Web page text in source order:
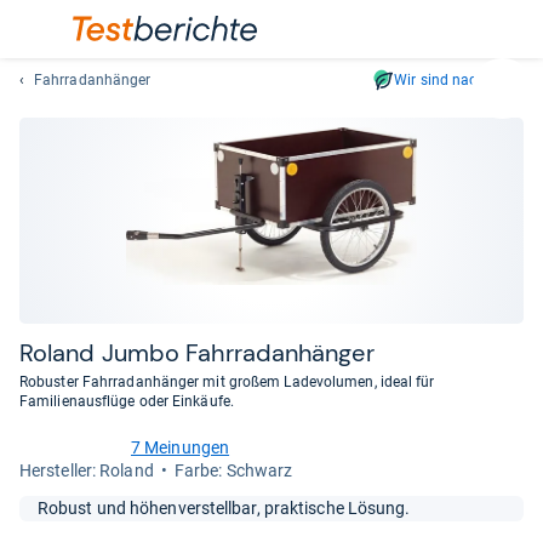
Fahrradanhänger Wir sind nachhaltig
Roland Jumbo Fahr­rad­an­hän­ger
Robuster Fahrradanhänger mit großem Ladevolumen, ideal für
Familienausflüge oder Einkäufe.
von
7 Meinungen
Her­stel­ler: Roland
Farbe: Schwarz
Robust und höhenverstellbar, praktische Lösung.